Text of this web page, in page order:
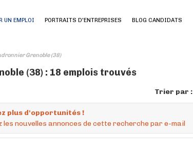
UN EMPLOI PORTRAITS D'ENTREPRISES BLOG CANDIDATS
Grenoble (38)
(38) : 18 emplois trouvés
Trier par :
plus d'opportunités !
les nouvelles annonces de cette recherche par e-mail